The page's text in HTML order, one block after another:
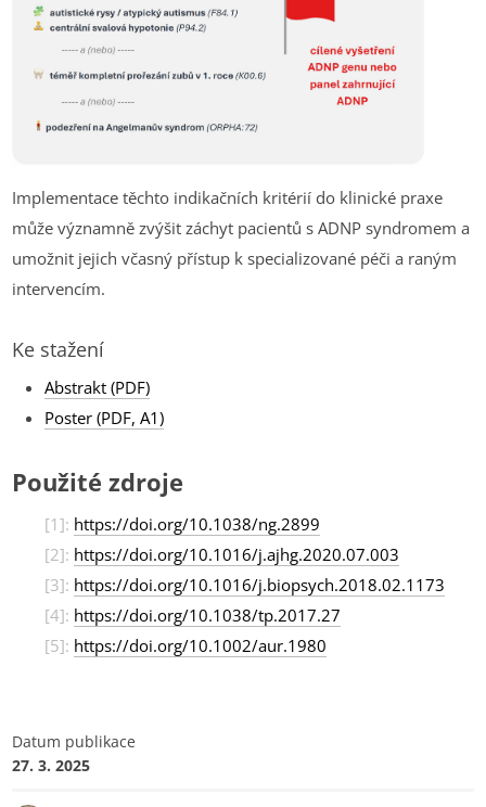
Implementace těchto indikačních kritérií do klinické praxe
může významně zvýšit záchyt pacientů s ADNP syndromem a
umožnit jejich včasný přístup k specializované péči a raným
intervencím.
Ke stažení
Abstrakt (PDF)
Poster (PDF, A1)
Použité zdroje
[1]: https://doi.org/10.1038/ng.2899
[2]: https://doi.org/10.1016/j.ajhg.2020.07.003
[3]: https://doi.org/10.1016/j.biopsych.2018.02.1173
[4]: https://doi.org/10.1038/tp.2017.27
[5]: https://doi.org/10.1002/aur.1980
Datum publikace
27. 3. 2025